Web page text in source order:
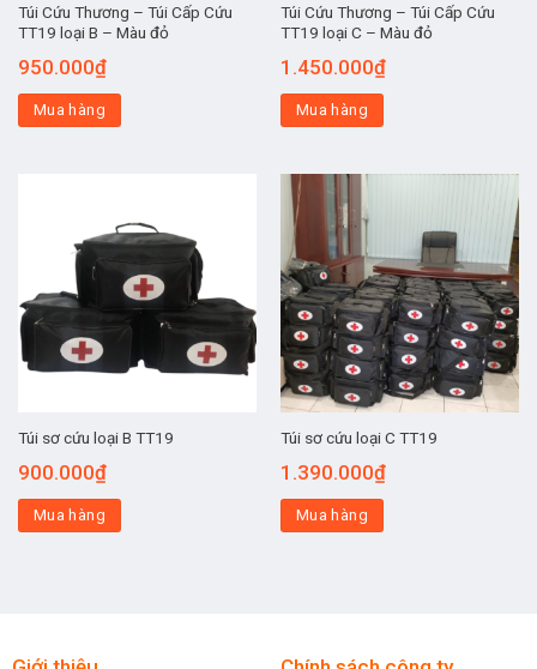
Túi Cứu Thương – Túi Cấp Cứu
TT19 loại B – Màu đỏ
950.000₫
Mua hàng
Túi Cứu Thương – Túi Cấp Cứu
TT19 loại C – Màu đỏ
1.450.000₫
Mua hàng
Túi sơ cứu loại B TT19
900.000₫
Mua hàng
Túi sơ cứu loại C TT19
1.390.000₫
Mua hàng